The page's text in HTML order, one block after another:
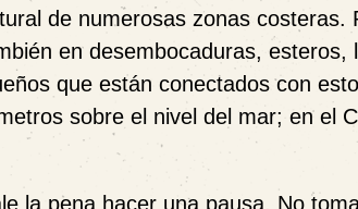
de numerosas zonas costeras.
en desembocaduras, esteros,
que están conectados con
sobre el nivel del mar; en el
la pena hacer una pausa. No